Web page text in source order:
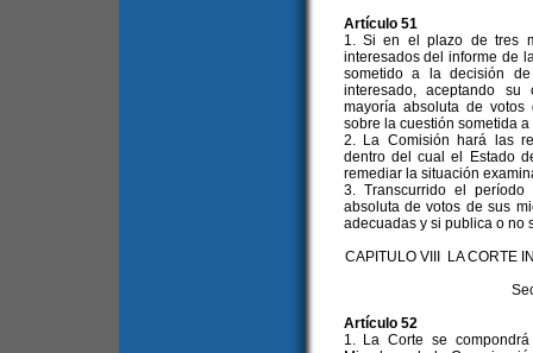
Artículo 51
1. Si en el plazo de tres
interesados del informe de
sometido a la decisión
interesado, aceptando
mayoría absoluta de
sobre la cuestión sometida
2. La Comisión hará las
dentro del cual el Estado
remediar la situación
3. Transcurrido el
absoluta de votos de sus
adecuadas y si publica o no
CAPITULO VIII LA CORTE
Artículo 52
1. La Corte se